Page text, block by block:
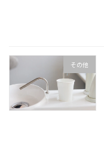
その他